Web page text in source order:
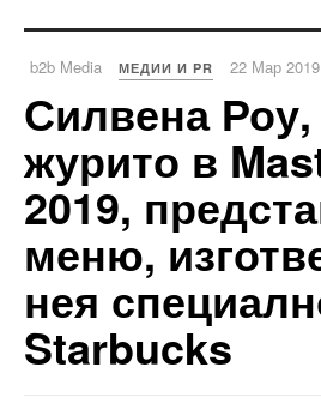
b2b Media МЕДИИ И PR 22 Мар 2019
Силвена
журито в
2019,
меню,
нея
Starbucks